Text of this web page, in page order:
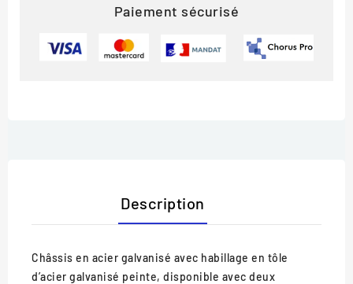
Paiement sécurisé
Description
Châssis en acier galvanisé avec habillage en tôle
d’acier galvanisé peinte, disponible avec deux